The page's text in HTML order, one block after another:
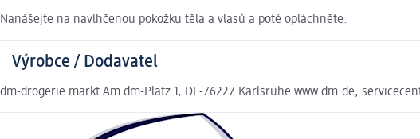
Nanášejte na navlhčenou pokožku těla a vlasů a poté opláchněte.
Výrobce / Dodavatel
dm-drogerie markt Am dm-Platz 1, DE-76227 Karlsruhe www.dm.de,